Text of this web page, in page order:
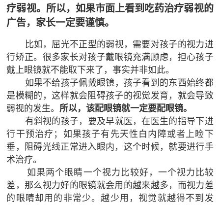
疗弱视。所以，如果市面上看到吃药治疗弱视的
广告，家长一定要谨慎。
比如，屈光不正型的弱视，需要对孩子的视力进
行矫正。很多家长对孩子戴眼镜充满顾虑，担心孩子
戴上眼镜就不能取下来了，事实并非如此。
如果不给孩子佩戴眼镜，孩子看到的东西始终都
是模糊的，这样就会阻碍孩子的视觉发育，就会导致
弱视的发生。 所以，该配眼镜就一定要配眼镜。
有斜视的孩子，要及早就医，在医生的指导下进
行干预治疗；如果孩子有先天性白内障或者上睑下
垂，阻碍光线正常进入眼内，这个时候，就要进行手
术治疗。
如果两个眼睛一个视力比较好，一个视力比较
差，那么视力好的眼镜就会用的越来越多，而视力差
的眼睛却用的非常少。越少用，视觉就越得不到发